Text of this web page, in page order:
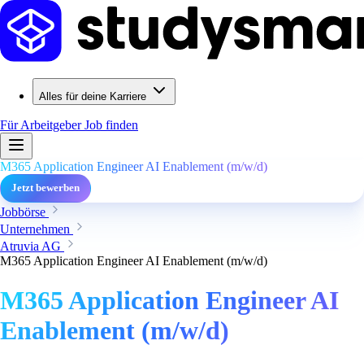
Alles für deine Karriere
Für ArbeitgeberJob finden
M365 Application Engineer AI Enablement (m/w/d)
Jetzt bewerben
Jobbörse
Unternehmen
Atruvia AG
M365 Application Engineer AI Enablement (m/w/d)
M365 Application Engineer AI
Enablement (m/w/d)